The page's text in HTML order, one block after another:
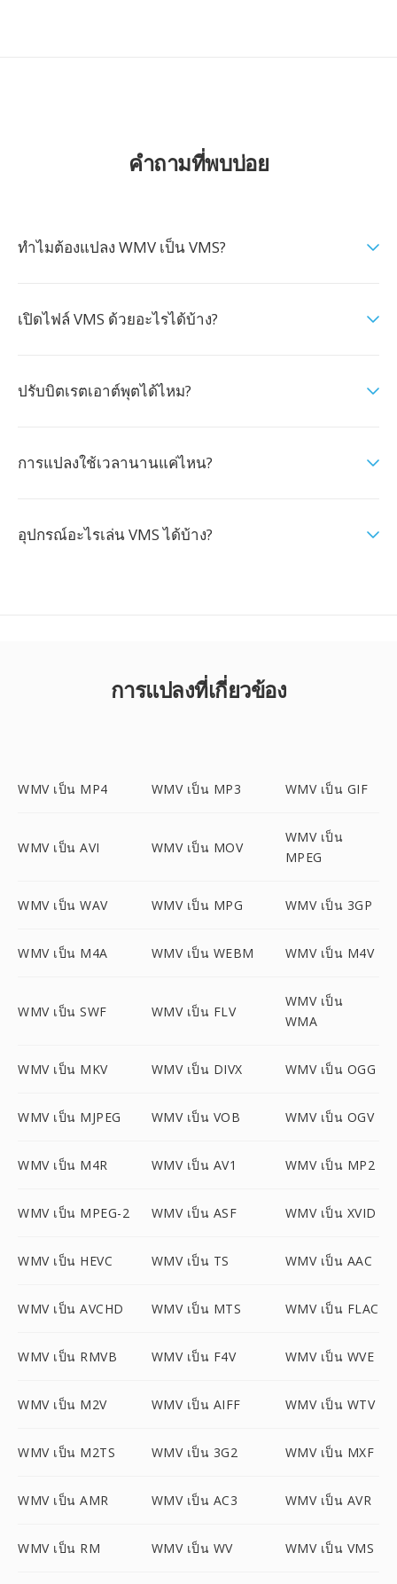
คำถามที่พบบ่อย
ทำไมต้องแปลง WMV เป็น VMS?
เปิดไฟล์ VMS ด้วยอะไรได้บ้าง?
ปรับบิตเรตเอาต์พุตได้ไหม?
การแปลงใช้เวลานานแค่ไหน?
อุปกรณ์อะไรเล่น VMS ได้บ้าง?
การแปลงที่เกี่ยวข้อง
WMV เป็น MP4 WMV เป็น MP3 WMV เป็น GIF
WMV เป็น AVI WMV เป็น MOV
WMV เป็น
MPEG
WMV เป็น WAV WMV เป็น MPG WMV เป็น 3GP
WMV เป็น M4A WMV เป็น WEBM WMV เป็น M4V
WMV เป็น SWF WMV เป็น FLV
WMV เป็น
WMA
WMV เป็น MKV WMV เป็น DIVX WMV เป็น OGG
WMV เป็น MJPEG WMV เป็น VOB WMV เป็น OGV
WMV เป็น M4R WMV เป็น AV1 WMV เป็น MP2
WMV เป็น MPEG-2 WMV เป็น ASF WMV เป็น XVID
WMV เป็น HEVC WMV เป็น TS WMV เป็น AAC
WMV เป็น AVCHD WMV เป็น MTS WMV เป็น FLAC
WMV เป็น RMVB WMV เป็น F4V WMV เป็น WVE
WMV เป็น M2V WMV เป็น AIFF WMV เป็น WTV
WMV เป็น M2TS WMV เป็น 3G2 WMV เป็น MXF
WMV เป็น AMR WMV เป็น AC3 WMV เป็น AVR
WMV เป็น RM WMV เป็น WV WMV เป็น VMS